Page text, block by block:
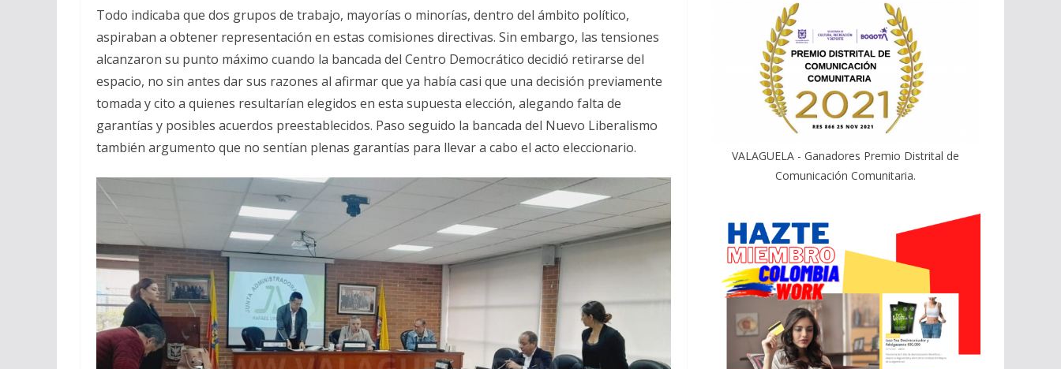
Todo indicaba que dos grupos de trabajo, mayorías o minorías, dentro del ámbito político,
aspiraban a obtener representación en estas comisiones directivas. Sin embargo, las tensiones
alcanzaron su punto máximo cuando la bancada del Centro Democrático decidió retirarse del
espacio, no sin antes dar sus razones al afirmar que ya había casi que una decisión previamente
tomada y cito a quienes resultarían elegidos en esta supuesta elección, alegando falta de
garantías y posibles acuerdos preestablecidos. Paso seguido la bancada del Nuevo Liberalismo
también argumento que no sentían plenas garantías para llevar a cabo el acto eleccionario.
VALAGUELA - Ganadores Premio Distrital de
Comunicación Comunitaria.